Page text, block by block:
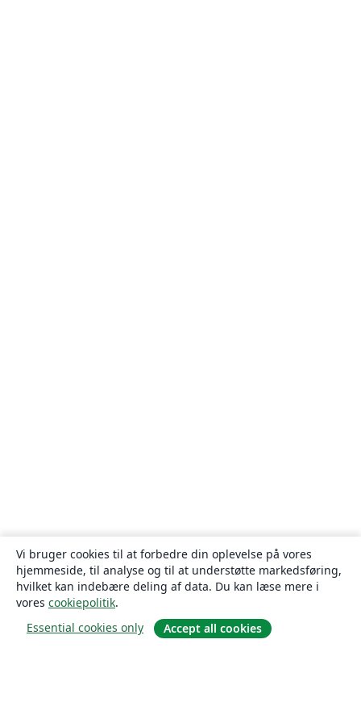
Vi bruger cookies til at forbedre din oplevelse på vores
hjemmeside, til analyse og til at understøtte markedsføring,
hvilket kan indebære deling af data. Du kan læse mere i
vores cookiepolitik.
Essential cookies only
Accept all cookies